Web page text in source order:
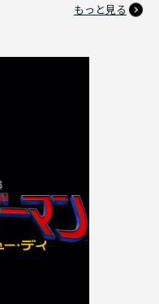
もっと見る